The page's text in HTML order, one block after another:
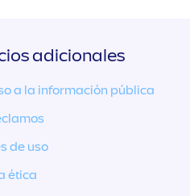
adicionales
a la información pública
de uso
ética